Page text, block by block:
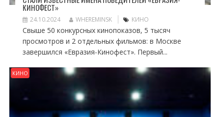
КИНОФЕСТ»
24.10.2024 WHEREMINSK КИНО
Свыше 50 конкурсных кинопоказов, 5 тысяч
просмотров и 2 отдельных фильмов: в Москве
завершился «Евразия-Кинофест». Первый...
КИНО